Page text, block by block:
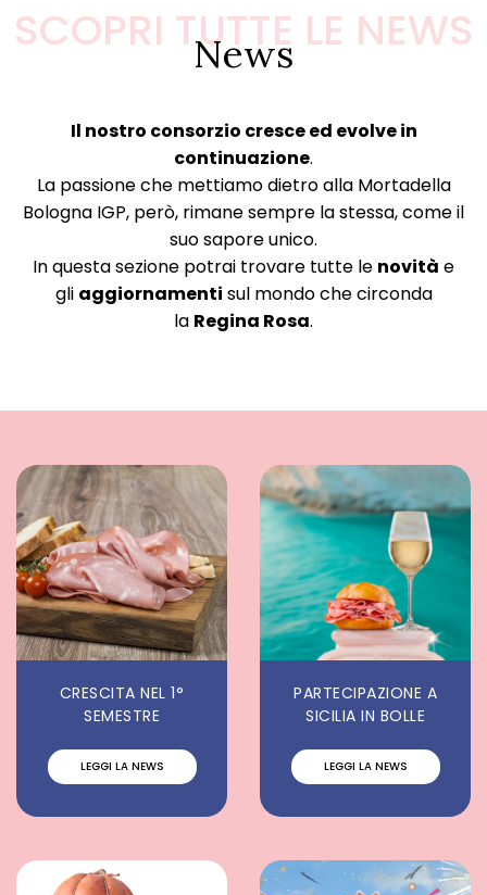
SCOPRI TUTTE LE NEWS
News
Il nostro consorzio cresce ed evolve in
continuazione.
La passione che mettiamo dietro alla Mortadella
Bologna IGP, però, rimane sempre la stessa, come il
suo sapore unico.
In questa sezione potrai trovare tutte le novità e
gli aggiornamenti sul mondo che circonda
la Regina Rosa.
CRESCITA NEL 1°
SEMESTRE
LEGGI LA NEWS
PARTECIPAZIONE A
SICILIA IN BOLLE
LEGGI LA NEWS